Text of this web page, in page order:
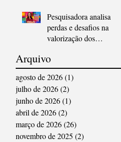
Pesquisadora analisa
perdas e desafios na
valorização dos
Gonçalo
Arquivo
agosto de 2026(1)
julho de 2026(2)
junho de 2026(1)
abril de 2026(2)
março de 2026(26)
novembro de 2025 (2)